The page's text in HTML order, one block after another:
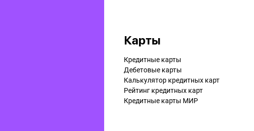
Карты
Кредитные карты
Дебетовые карты
Калькулятор кредитных карт
Рейтинг кредитных карт
Кредитные карты МИР